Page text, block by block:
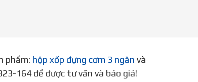
phẩm: hộp xốp đựng cơm 3 ngăn và
164 để được tư vấn và báo giá!